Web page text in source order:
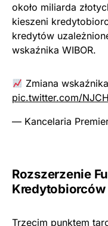
około miliarda
kieszeni
kredytów
wskaźnika WIBOR.
Zmiana
pic.twitter.com/
— Kancelaria
Rozszerzenie
Kredytobiorców
Trzecim punktem